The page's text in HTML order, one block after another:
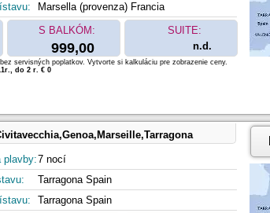
Marsella (provenza) Francia
S BALKÓM:
999,00
SUITE:
n.d.
servisných poplatkov. Vytvorte si kalkuláciu pre zobrazenie ceny.
do 2 r. € 0
plavby:7 nocí
Tarragona Spain
Tarragona Spain